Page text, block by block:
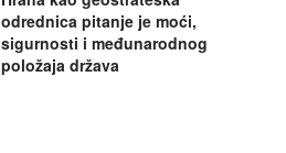
odrednica pitanje je moći,
sigurnosti i međunarodnog
položaja država